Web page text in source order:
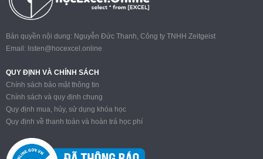
MOS
Power BI
Bản quyền nội dung: Nguyễn Đức Thanh, Công ty TNHH Zeitgeist
Email: listen@hocexcel.online
QUY ĐỊNH VÀ CHÍNH SÁCH
Chính sách bảo mật thông tin
Chính sách và quy định chung
Quy định mua, hủy, sử dụng khóa học
Quy định về thanh toán và hoàn trả học phí